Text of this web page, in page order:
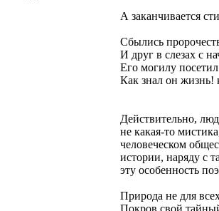
А заканчивается
Сбылись
И друг в слезах с
Его могилу
Как знал он жизнь!
Действительно,
не какая-то
человеческом
истории, наряду с
эту особенность
Природа не для
Покров свой